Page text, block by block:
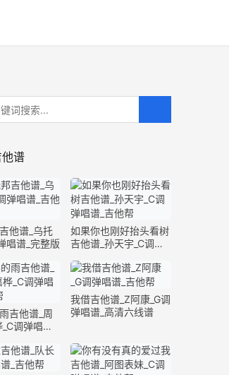
谱
他谱_乌托
唱谱_完整版
如果你也刚好抬头看树
吉他谱_孙天宇_C调弹
吉他谱_周
调弹唱谱_
我借吉他谱_Z阿康_G调
弹唱谱_高清六线谱